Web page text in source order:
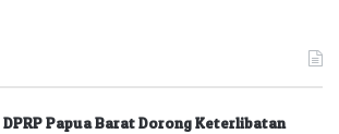
DPRP Papua Barat Dorong Keterlibatan